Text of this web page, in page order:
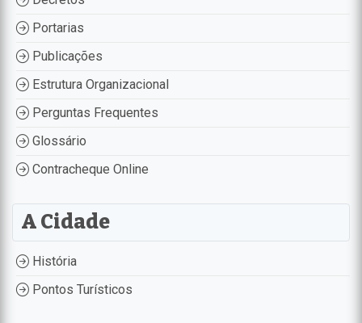
Portarias
Publicações
Estrutura Organizacional
Perguntas Frequentes
Glossário
Contracheque Online
A Cidade
História
Pontos Turísticos